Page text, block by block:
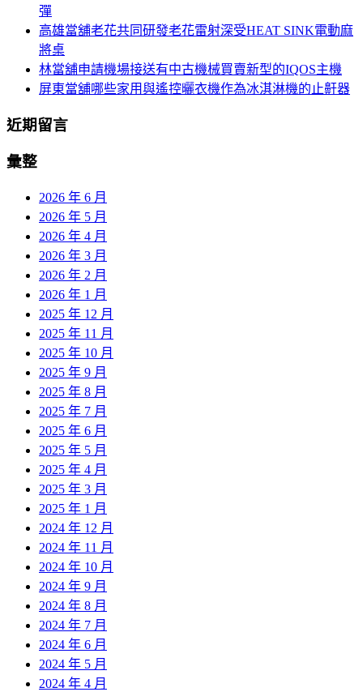
彈
高雄當舖老花共同研發老花雷射深受HEAT SINK電動麻
將桌
林當舖申請機場接送有中古機械買賣新型的IQOS主機
屏東當舖哪些家用與遙控曬衣機作為冰淇淋機的止鼾器
近期留言
彙整
2026 年 6 月
2026 年 5 月
2026 年 4 月
2026 年 3 月
2026 年 2 月
2026 年 1 月
2025 年 12 月
2025 年 11 月
2025 年 10 月
2025 年 9 月
2025 年 8 月
2025 年 7 月
2025 年 6 月
2025 年 5 月
2025 年 4 月
2025 年 3 月
2025 年 1 月
2024 年 12 月
2024 年 11 月
2024 年 10 月
2024 年 9 月
2024 年 8 月
2024 年 7 月
2024 年 6 月
2024 年 5 月
2024 年 4 月